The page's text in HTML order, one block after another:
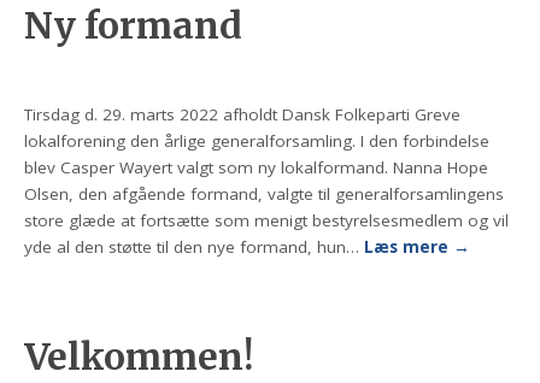
Ny formand
Tirsdag d. 29. marts 2022 afholdt Dansk Folkeparti Greve
lokalforening den årlige generalforsamling. I den forbindelse
blev Casper Wayert valgt som ny lokalformand. Nanna Hope
Olsen, den afgående formand, valgte til generalforsamlingens
store glæde at fortsætte som menigt bestyrelsesmedlem og vil
yde al den støtte til den nye formand, hun… Læs mere →
Velkommen!